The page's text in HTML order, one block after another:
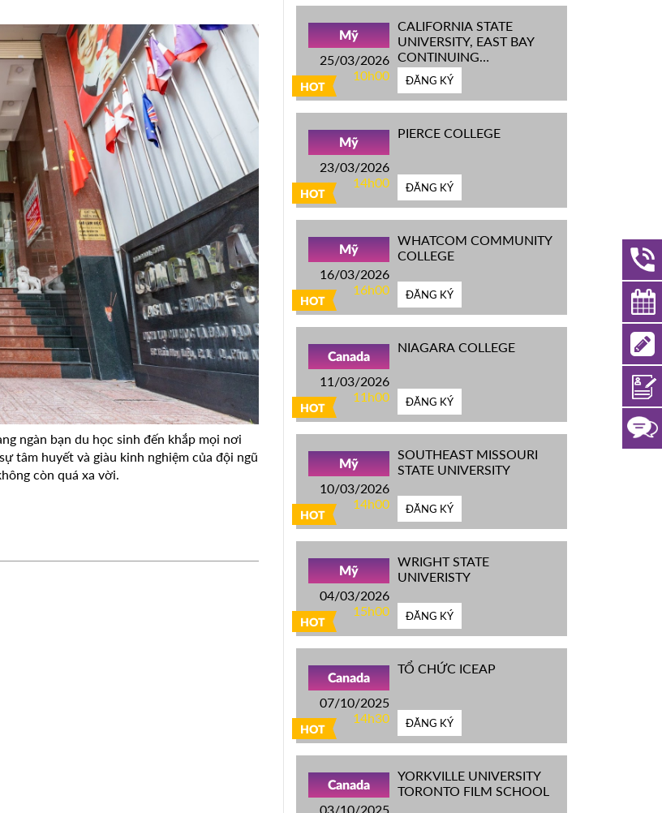
ngàn bạn du học sinh đến khắp mọi nơi
tâm huyết và giàu kinh nghiệm của đội ngũ
còn quá xa vời.
HOT
Mỹ
25/03/2026
10h00
CALIFORNIA STATE
UNIVERSITY, EAST BAY
CONTINUING
EDUCATION
ĐĂNG KÝ
HOT
Mỹ
23/03/2026
14h00
PIERCE COLLEGE
ĐĂNG KÝ
HOT
Mỹ
16/03/2026
16h00
WHATCOM COMMUNITY
COLLEGE
ĐĂNG KÝ
HOT
Canada
11/03/2026
11h00
NIAGARA COLLEGE
ĐĂNG KÝ
HOT
Mỹ
10/03/2026
14h00
SOUTHEAST MISSOURI
STATE UNIVERSITY
ĐĂNG KÝ
HOT
Mỹ
04/03/2026
15h00
WRIGHT STATE
UNIVERISTY
ĐĂNG KÝ
HOT
Canada
07/10/2025
14h30
TỔ CHỨC ICEAP
ĐĂNG KÝ
Canada
03/10/2025
YORKVILLE UNIVERSITY
TORONTO FILM SCHOOL